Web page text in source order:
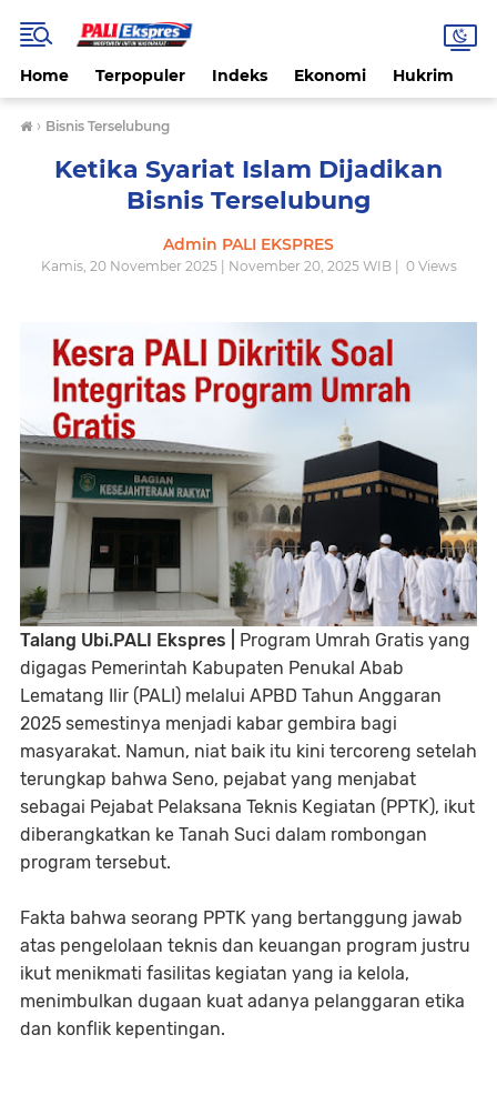
Home Terpopuler Indeks Ekonomi Hukrim
› Bisnis Terselubung
Ketika Syariat Islam Dijadikan
Bisnis Terselubung
Admin PALI EKSPRES
Kamis, 20 November 2025 | November 20, 2025 WIB | 0Views
Talang Ubi.PALI Ekspres | Program Umrah Gratis yang
digagas Pemerintah Kabupaten Penukal Abab
Lematang Ilir (PALI) melalui APBD Tahun Anggaran
2025 semestinya menjadi kabar gembira bagi
masyarakat. Namun, niat baik itu kini tercoreng setelah
terungkap bahwa Seno, pejabat yang menjabat
sebagai Pejabat Pelaksana Teknis Kegiatan (PPTK), ikut
diberangkatkan ke Tanah Suci dalam rombongan
program tersebut.
Fakta bahwa seorang PPTK yang bertanggung jawab
atas pengelolaan teknis dan keuangan program justru
ikut menikmati fasilitas kegiatan yang ia kelola,
menimbulkan dugaan kuat adanya pelanggaran etika
dan konflik kepentingan.